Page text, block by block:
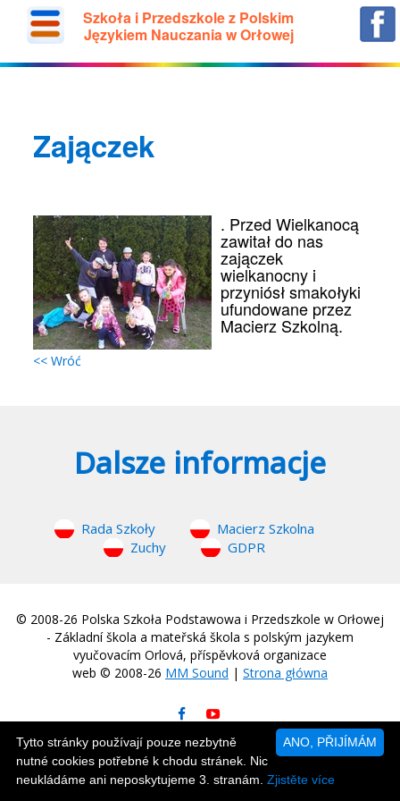
Szkoła i Przedszkole z Polskim
Językiem Nauczania w Orłowej
Zajączek
. Przed Wielkanocą
zawitał do nas
zajączek
wielkanocny i
przyniósł smakołyki
ufundowane przez
Macierz Szkolną.
<< Wróć
Dalsze informacje
Rada Szkoły
Macierz Szkolna
Zuchy
GDPR
© 2008-26 Polska Szkoła Podstawowa i Przedszkole w Orłowej
- Základní škola a mateřská škola s polským jazykem
vyučovacím Orlová, příspěvková organizace
web © 2008-26 MM Sound | Strona główna
ANO, PŘIJÍMÁM
Tytto stránky používají pouze nezbytně
nutné cookies potřebné k chodu stránek. Nic
neukládáme ani neposkytujeme 3. stranám. Zjistěte více